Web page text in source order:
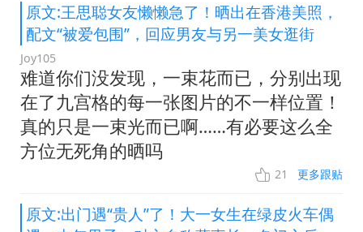
原文:王思聪女友懒懒急了！晒出在香港美照，
配文“被爱包围”，回应男友与另一美女逛街
Joy105
难道你们没发现，一束花而已，分别出现
在了九宫格的每一张图片的不一样位置！
真的只是一束光而已啊……有必要这么全
方位无死角的晒吗
21 更多跟贴
原文:出门遇“贵人”了！大一女生在绿皮火车偶